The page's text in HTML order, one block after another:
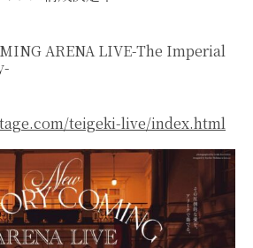
ARENA LIVE-The Imperial
teigeki-live/index.html